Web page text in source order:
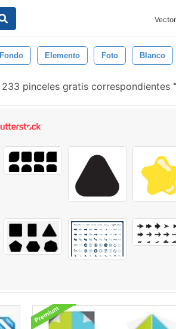
Fondo Elemento Foto Blanco
233 pinceles gratis correspondientes